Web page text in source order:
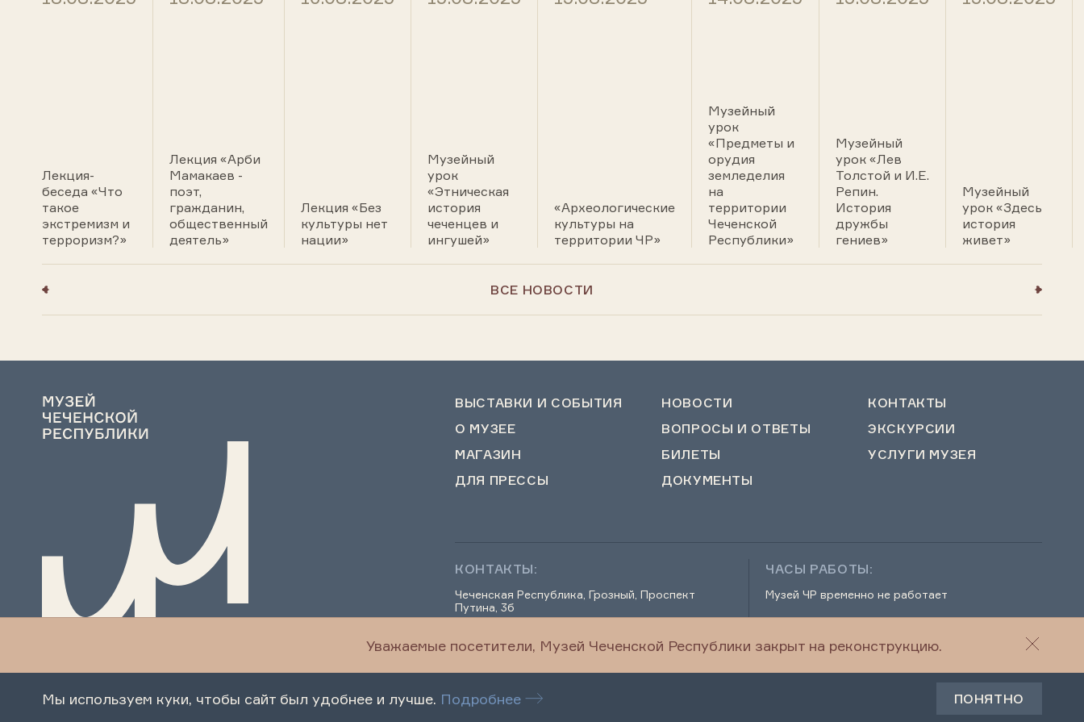
Лекция-
беседа «Что
такое
экстремизм и
терроризм?»
Лекция «Арби
Мамакаев -
поэт,
гражданин,
общественный
деятель»
Лекция «Без
культуры нет
нации»
Музейный
урок
«Этническая
история
чеченцев и
ингушей»
«Археологические
культуры на
территории ЧР»
Музейный
урок
«Предметы и
орудия
земледелия
на
территории
Чеченской
Республики»
Музейный
урок «Лев
Толстой и И.Е.
Репин.
История
дружбы
гениев»
Музейный
урок «Здесь
история
живет»
ВСЕ НОВОСТИ
ВЫСТАВКИ И СОБЫТИЯ НОВОСТИ
КОНТАКТЫ
О МУЗЕЕ
ВОПРОСЫ И ОТВЕТЫ
ЭКСКУРСИИ
МАГАЗИН
БИЛЕТЫ
УСЛУГИ МУЗЕЯ
ДЛЯ ПРЕССЫ
ДОКУМЕНТЫ
КОНТАКТЫ:
Чеченская Республика, Грозный, Проспект
Путина, 3б
ЧАСЫ РАБОТЫ:
Музей ЧР временно не работает
Правила посещения © 2022-2026 Музей Чеченской Республики
Уважаемые посетители, Музей Чеченской Республики закрыт на реконструкцию.
Мы используем куки, чтобы сайт был удобнее и лучше. Подробнее